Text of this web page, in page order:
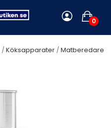
0
Köksapparater
Matberedare